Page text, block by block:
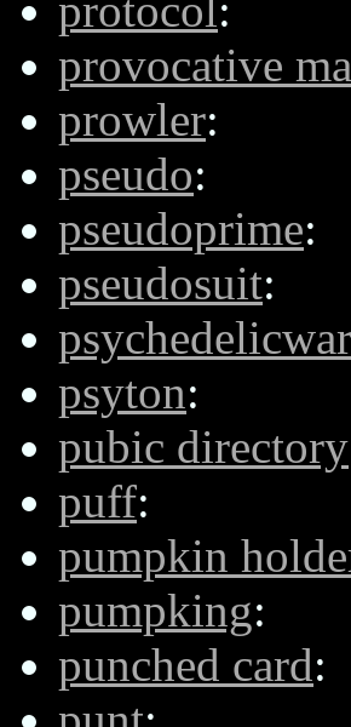
provocative
prowler:
pseudo:
pseudoprime:
pseudosuit:
psyton:
pubic directory
puff:
pumpkin
pumpking:
punched card: